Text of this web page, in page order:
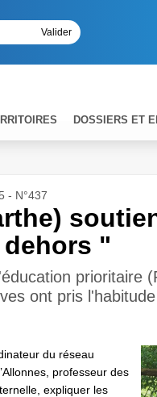
DOSSIERS ET
- N°437
"
prioritaire
ont pris
du réseau
professeur des
expliquer les